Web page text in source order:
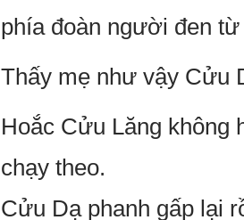
phía đoàn người đen
Thấy mẹ như vậy Cửu
Hoắc Cửu Lăng không
chạy theo.
Cửu Dạ phanh gấp lại